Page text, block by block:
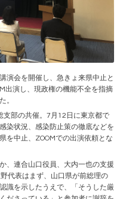
演会を開催し、急きょ来県中止と
出演し、現政権の機能不全を指摘
。
支部の共催。7月12日に東京都で
染状況、感染防止策の徹底などを
を中止、ZOOMでの出演依頼とな
、連合山口役員、大内一也の支援
代表はまず、山口県が前総理の
識を示したうえで、「そうした厳